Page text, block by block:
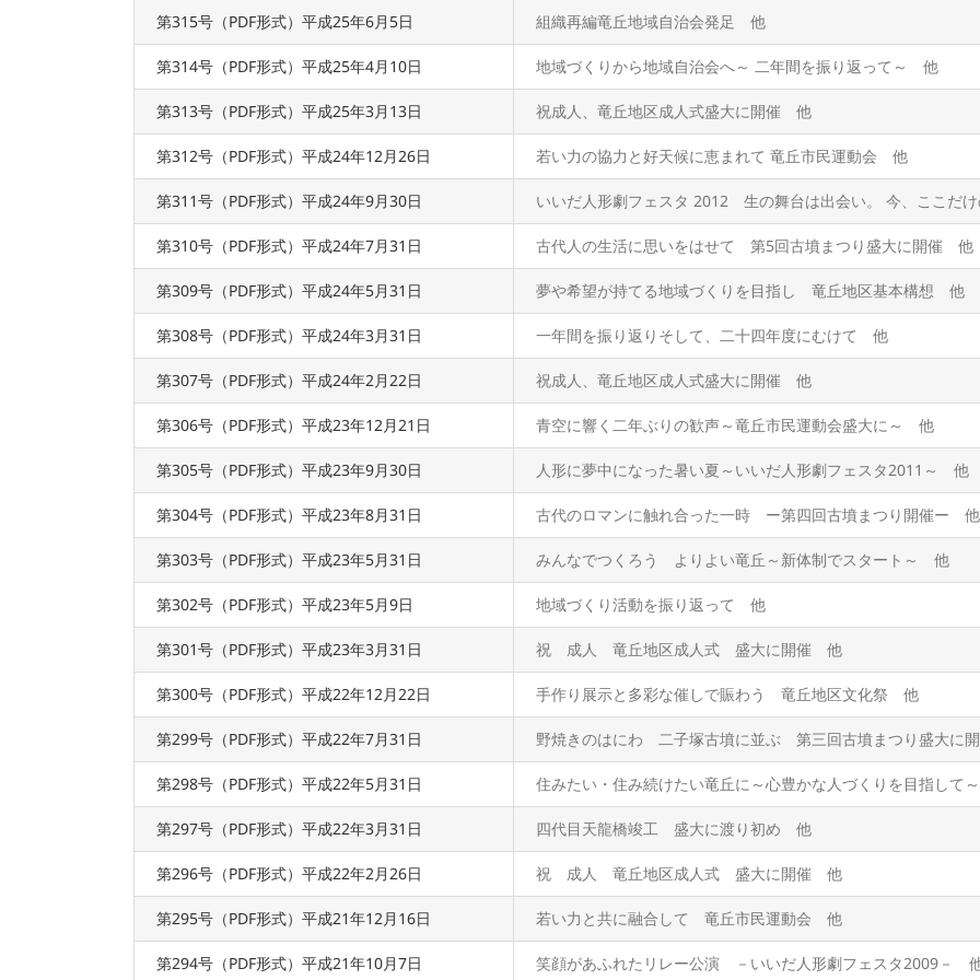
第315号（PDF形式）平成25年6月5日 組織再編竜丘地域自治会発足 他
第314号（PDF形式）平成25年4月10日 地域づくりから地域自治会へ～ 二年間を振り返って～ 他
第313号（PDF形式）平成25年3月13日 祝成人、竜丘地区成人式盛大に開催 他
第312号（PDF形式）平成24年12月26日 若い力の協力と好天候に恵まれて 竜丘市民運動会 他
第311号（PDF形式）平成24年9月30日 いいだ人形劇フェスタ 2012 生の舞台は出会い。 今、ここだ
第310号（PDF形式）平成24年7月31日 古代人の生活に思いをはせて 第5回古墳まつり盛大に開催 他
第309号（PDF形式）平成24年5月31日 夢や希望が持てる地域づくりを目指し 竜丘地区基本構想 他
第308号（PDF形式）平成24年3月31日 一年間を振り返りそして、二十四年度にむけて 他
第307号（PDF形式）平成24年2月22日 祝成人、竜丘地区成人式盛大に開催 他
第306号（PDF形式）平成23年12月21日 青空に響く二年ぶりの歓声～竜丘市民運動会盛大に～ 他
第305号（PDF形式）平成23年9月30日 人形に夢中になった暑い夏～いいだ人形劇フェスタ2011～ 他
第304号（PDF形式）平成23年8月31日 古代のロマンに触れ合った一時 ー第四回古墳まつり開催ー 他
第303号（PDF形式）平成23年5月31日 みんなでつくろう よりよい竜丘～新体制でスタート～ 他
第302号（PDF形式）平成23年5月9日 地域づくり活動を振り返って 他
第301号（PDF形式）平成23年3月31日 祝 成人 竜丘地区成人式 盛大に開催 他
第300号（PDF形式）平成22年12月22日 手作り展示と多彩な催しで賑わう 竜丘地区文化祭 他
第299号（PDF形式）平成22年7月31日 野焼きのはにわ 二子塚古墳に並ぶ 第三回古墳まつり盛大に
第298号（PDF形式）平成22年5月31日 住みたい・住み続けたい竜丘に～心豊かな人づくりを目指して
第297号（PDF形式）平成22年3月31日 四代目天龍橋竣工 盛大に渡り初め 他
第296号（PDF形式）平成22年2月26日 祝 成人 竜丘地区成人式 盛大に開催 他
第295号（PDF形式）平成21年12月16日 若い力と共に融合して 竜丘市民運動会 他
第294号（PDF形式）平成21年10月7日 笑顔があふれたリレー公演 －いいだ人形劇フェスタ2009－